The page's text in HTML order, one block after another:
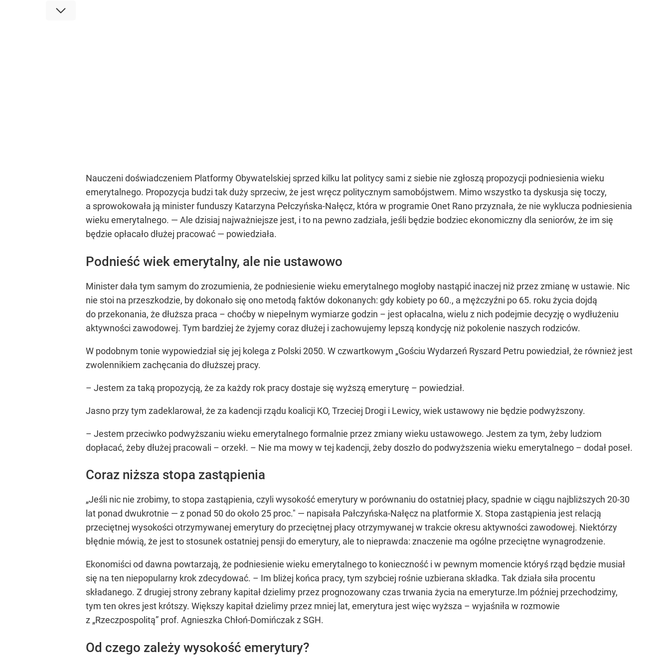
Nauczeni doświadczeniem Platformy Obywatelskiej sprzed kilku lat politycy sami z siebie nie zgłoszą propozycji podniesienia wieku
emerytalnego. Propozycja budzi tak duży sprzeciw, że jest wręcz politycznym samobójstwem. Mimo wszystko ta dyskusja się toczy,
a sprowokowała ją minister funduszy Katarzyna Pełczyńska-Nałęcz, która w programie Onet Rano przyznała, że nie wyklucza podniesienia
wieku emerytalnego. — Ale dzisiaj najważniejsze jest, i to na pewno zadziała, jeśli będzie bodziec ekonomiczny dla seniorów, że im się
będzie opłacało dłużej pracować — powiedziała.
Podnieść wiek emerytalny, ale nie ustawowo
Minister dała tym samym do zrozumienia, że podniesienie wieku emerytalnego mogłoby nastąpić inaczej niż przez zmianę w ustawie. Nic
nie stoi na przeszkodzie, by dokonało się ono metodą faktów dokonanych: gdy kobiety po 60., a mężczyźni po 65. roku życia dojdą
do przekonania, że dłuższa praca – choćby w niepełnym wymiarze godzin – jest opłacalna, wielu z nich podejmie decyzję o wydłużeniu
aktywności zawodowej. Tym bardziej że żyjemy coraz dłużej i zachowujemy lepszą kondycję niż pokolenie naszych rodziców.
W podobnym tonie wypowiedział się jej kolega z Polski 2050. W czwartkowym „Gościu Wydarzeń Ryszard Petru powiedział, że również jest
zwolennikiem zachęcania do dłuższej pracy.
– Jestem za taką propozycją, że za każdy rok pracy dostaje się wyższą emeryturę – powiedział.
Jasno przy tym zadeklarował, że za kadencji rządu koalicji KO, Trzeciej Drogi i Lewicy, wiek ustawowy nie będzie podwyższony.
– Jestem przeciwko podwyższaniu wieku emerytalnego formalnie przez zmiany wieku ustawowego. Jestem za tym, żeby ludziom
dopłacać, żeby dłużej pracowali – orzekł. – Nie ma mowy w tej kadencji, żeby doszło do podwyższenia wieku emerytalnego – dodał poseł.
Coraz niższa stopa zastąpienia
„Jeśli nic nie zrobimy, to stopa zastąpienia, czyli wysokość emerytury w porównaniu do ostatniej płacy, spadnie w ciągu najbliższych 20-30
lat ponad dwukrotnie — z ponad 50 do około 25 proc." — napisała Pałczyńska-Nałęcz na platformie X. Stopa zastąpienia jest relacją
przeciętnej wysokości otrzymywanej emerytury do przeciętnej płacy otrzymywanej w trakcie okresu aktywności zawodowej. Niektórzy
błędnie mówią, że jest to stosunek ostatniej pensji do emerytury, ale to nieprawda: znaczenie ma ogólne przeciętne wynagrodzenie.
Ekonomiści od dawna powtarzają, że podniesienie wieku emerytalnego to konieczność i w pewnym momencie któryś rząd będzie musiał
się na ten niepopularny krok zdecydować. – Im bliżej końca pracy, tym szybciej rośnie uzbierana składka. Tak działa siła procentu
składanego. Z drugiej strony zebrany kapitał dzielimy przez prognozowany czas trwania życia na emeryturze.Im później przechodzimy,
tym ten okres jest krótszy. Większy kapitał dzielimy przez mniej lat, emerytura jest więc wyższa – wyjaśniła w rozmowie
z „Rzeczpospolitą” prof. Agnieszka Chłoń-Domińczak z SGH.
Od czego zależy wysokość emerytury?